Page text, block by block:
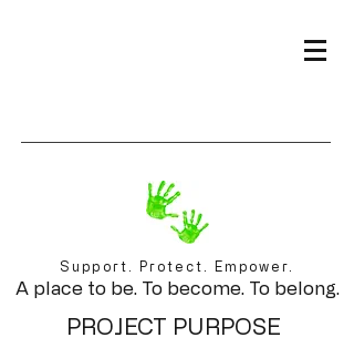
Support. Protect. Empower.
A place to be. To become. To belong.
PROJECT PURPOSE